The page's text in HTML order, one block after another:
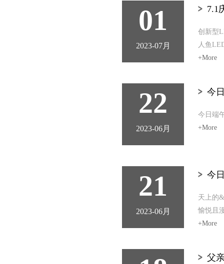
01
2023-07月
7.1
创新型
人鱼
+More
22
2023-06月
今
今日端
+More
21
2023-06月
今
天上的
愉悦且
+More
父